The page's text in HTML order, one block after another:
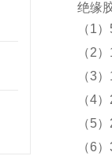
绝缘
（1
（2
（3
（4
（5
（6